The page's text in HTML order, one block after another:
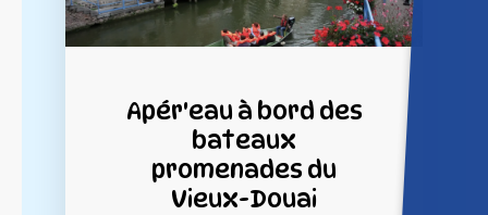
Apér'eau à bord des
bateaux
promenades du
Vieux-Douai